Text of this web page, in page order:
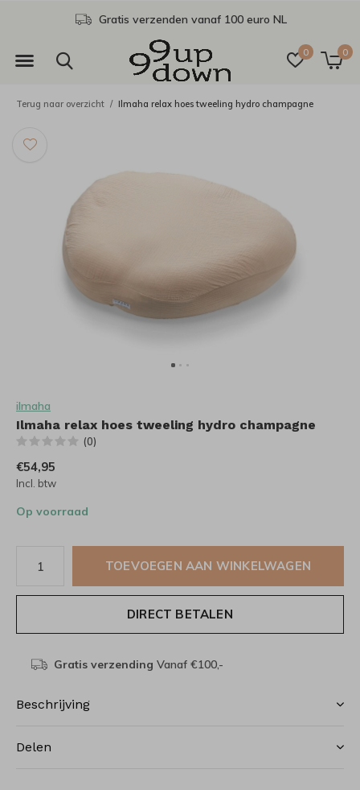
0 0
Gratis verzenden vanaf 100 euro NL
Terug naar overzicht Ilmaha relax hoes tweeling hydro champagne
ilmaha
Ilmaha relax hoes tweeling hydro champagne
(0)
€54,95
Incl. btw
Op voorraad
TOEVOEGEN AAN WINKELWAGEN
DIRECT BETALEN
Gratis verzending Vanaf €100,-
Beschrijving
Delen